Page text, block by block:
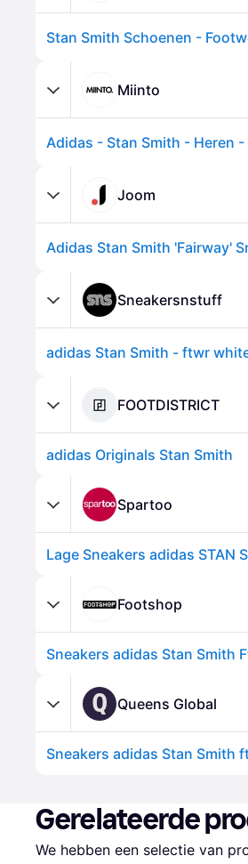
Stan Smith Schoenen -
Miinto
Adidas - Stan Smith - Heren
Joom
Adidas Stan Smith 'Fairway'
Sneakersnstuff
adidas Stan Smith - ftwr
FOOTDISTRICT
adidas Originals Stan Smith
Spartoo
Footshop
Sneakers adidas Stan Smith
Q Queens Global
Sneakers adidas Stan Smith
Gerelateerde
We hebben een selectie van